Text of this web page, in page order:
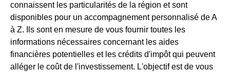
connaissent les particularités de la région et sont
disponibles pour un accompagnement personnalisé de A
à Z. Ils sont en mesure de vous fournir toutes les
informations nécessaires concernant les aides
financières potentielles et les crédits d'impôt qui peuvent
alléger le coût de l'investissement. L'objectif est de vous